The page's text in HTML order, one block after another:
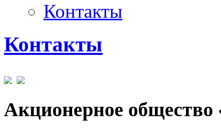
Контакты
Контакты
Акционерное общество